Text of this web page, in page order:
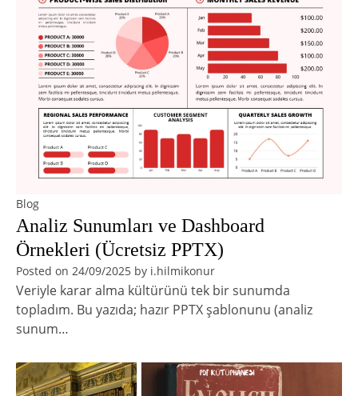
Blog
Analiz Sunumları ve Dashboard
Örnekleri (Ücretsiz PPTX)
Posted on 24/09/2025 by i.hilmikonur
Veriyle karar alma kültürünü tek bir sunumda
topladım. Bu yazıda; hazır PPTX şablonunu (analiz
sunum…